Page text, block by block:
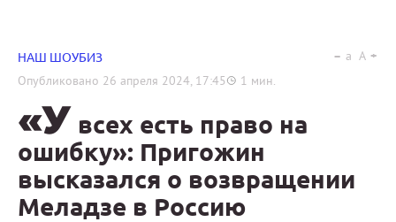
НАШ ШОУБИЗ
Опубликовано 26 апреля 2024, 17:45 1 мин.
a A
«У всех есть право на
ошибку»: Пригожин
высказался о возвращении
Меладзе в Россию